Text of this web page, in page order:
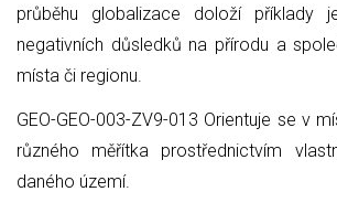
průběhu globalizace doloží příklady
negativních důsledků na přírodu a
místa či regionu.
GEO-GEO-003-ZV9-013 Orientuje se v
různého měřítka prostřednictvím
daného území.